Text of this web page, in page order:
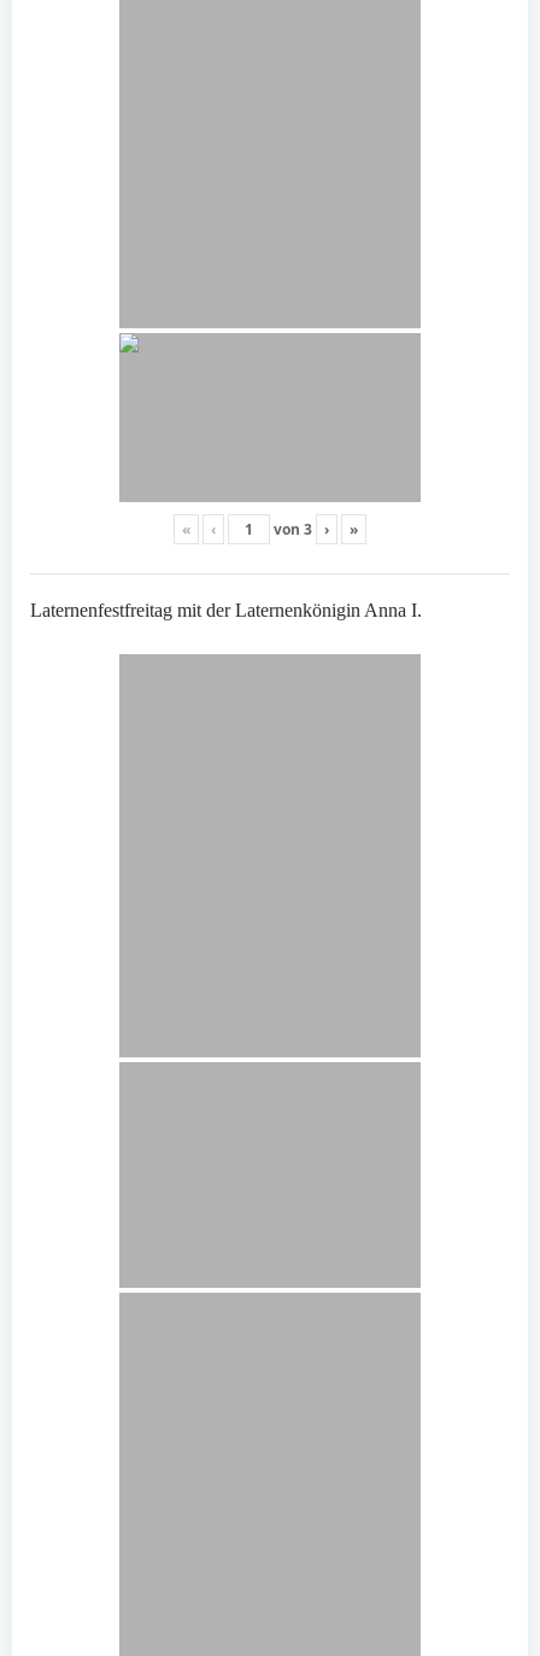
« ‹ von 3 › »
Laternenfestfreitag mit der Laternenkönigin Anna I.